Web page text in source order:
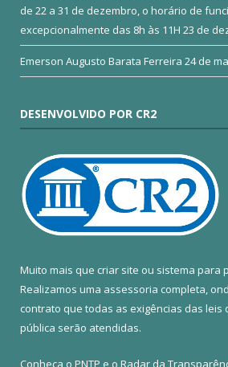
de 22 a 31 de dezembro, o horário de
excepcionalmente das 8h às 11H 23 de
Emerson Augusto Barata Ferreira 24 de
DESENVOLVIDO POR CR2
Muito mais que criar site ou sistema para
Realizamos uma assessoria completa,
contrato que todas as exigências das leis
pública serão atendidas.
Conheça o PNTP e o Radar da